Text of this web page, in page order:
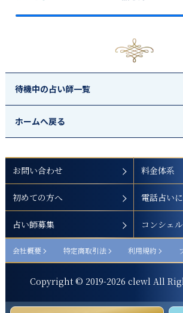
待機中の占い師一覧
ホームへ戻る
お問い合わせ 料金体系
初めての方へ 電話占い
占い師募集 コンシェ
会社概要 特定商取引法 利用規約
Copyright © 2019-2026 clewl All